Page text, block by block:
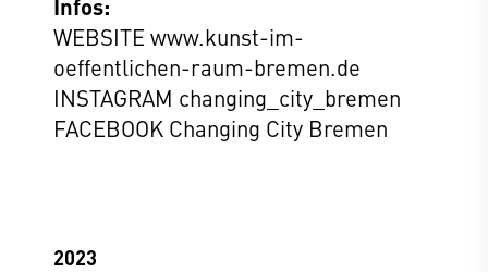
WEBSITE www.kunst-im-
oeffentlichen-raum-bremen.de
INSTAGRAM changing_city_bremen
FACEBOOK Changing City Bremen
2023